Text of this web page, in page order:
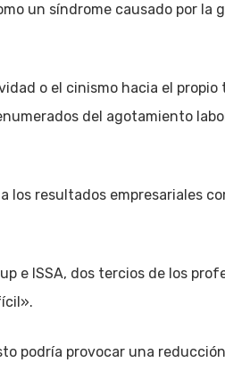
un síndrome causado por la
o el cinismo hacia el propio
del agotamiento
resultados empresariales
e ISSA, dos tercios de los
podría provocar una